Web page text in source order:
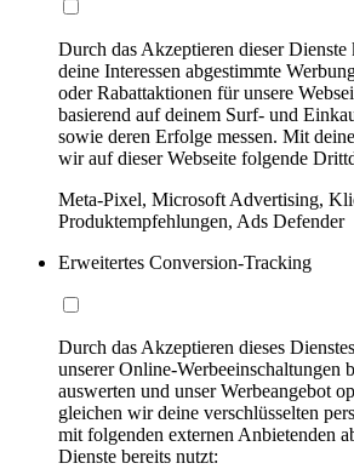
Durch das Akzeptieren dieser
deine Interessen abgestimmte
oder Rabattaktionen für unsere
basierend auf deinem Surf- und
sowie deren Erfolge messen. Mit
wir auf dieser Webseite folgende
Meta-Pixel, Microsoft Advertising,
Produktempfehlungen, Ads Defender
Erweitertes Conversion-Tracking
Durch das Akzeptieren dieses
unserer Online-Werbeeinschaltungen
auswerten und unser Werbeangebot
gleichen wir deine verschlüsselten
mit folgenden externen Anbietenden
Dienste bereits nutzt: